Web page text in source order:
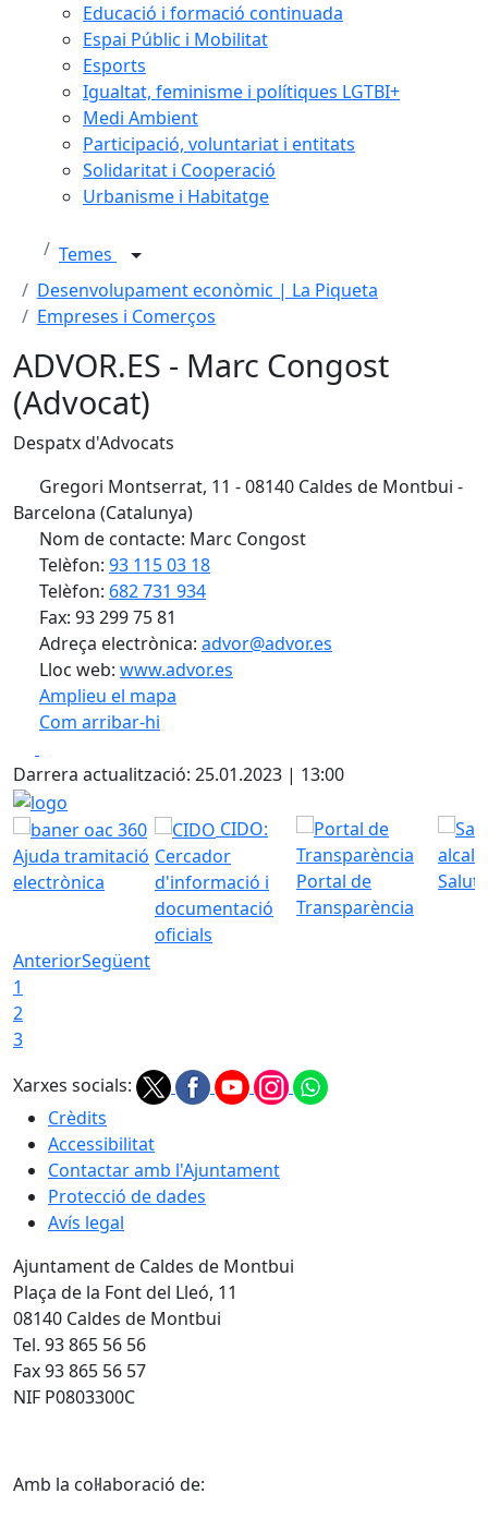
Educació i formació continuada
Espai Públic i Mobilitat
Esports
Igualtat, feminisme i polítiques LGTBI+
Medi Ambient
Participació, voluntariat i entitats
Solidaritat i Cooperació
Urbanisme i Habitatge
Temes
Desenvolupament econòmic | La Piqueta
Empreses i Comerços
ADVOR.ES - Marc Congost
(Advocat)
Despatx d'Advocats
Gregori Montserrat, 11 - 08140 Caldes de Montbui -
Barcelona (Catalunya)
Nom de contacte: Marc Congost
Telèfon: 93 115 03 18
Telèfon: 682 731 934
Fax: 93 299 75 81
Adreça electrònica: advor@advor.es
Lloc web: www.advor.es
Amplieu el mapa
Com arribar-hi
+
−
Darrera actualització: 25.01.2023 | 13:00
logo
Ajuda tramitació
electrònica
CIDO:
Cercador
d'informació i
documentació
oficials
Portal de
Transparència
AnteriorSegüent
1
2
3
Xarxes socials:
Crèdits
Accessibilitat
Contactar amb l'Ajuntament
Protecció de dades
Avís legal
Ajuntament de Caldes de Montbui
Plaça de la Font del Lleó, 11
08140 Caldes de Montbui
Tel. 93 865 56 56
Fax 93 865 56 57
NIF P0803300C
Amb la col·laboració de: